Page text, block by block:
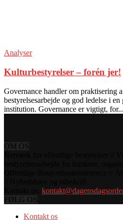
Analyser
Kulturbestyrelser – forén jer!
Governance handler om praktisering
bestyrelsesarbejde og god ledelse i
institution. Governance er vigtigt, for...
OM OS
FØLG OS
Kontakt os